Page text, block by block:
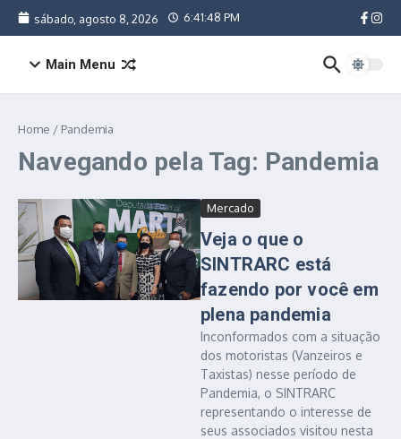
Ir para o conteúdo
sábado, agosto 8, 2026 6:41:48 PM
Main Menu
Home / Pandemia
Navegando pela Tag: Pandemia
Mercado
Veja o que o
SINTRARC está
fazendo por você em
plena pandemia
Inconformados com a situação
dos motoristas (Vanzeiros e
Taxistas) nesse período de
Pandemia, o SINTRARC
representando o interesse de
seus associados visitou nesta